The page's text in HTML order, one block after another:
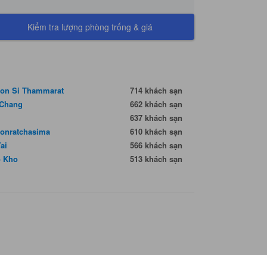
Kiểm tra lượng phòng trống & giá
Si Thammarat
714 khách sạn
662 khách sạn
637 khách sạn
610 khách sạn
566 khách sạn
Kho
513 khách sạn